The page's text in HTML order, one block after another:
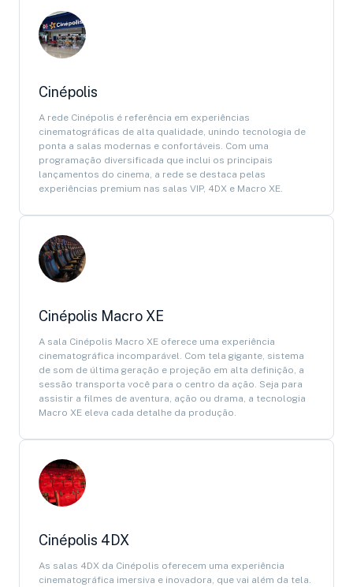
Cinépolis
A rede Cinépolis é referência em experiências
cinematográficas de alta qualidade, unindo tecnologia de
ponta a salas modernas e confortáveis. Com uma
programação diversificada que inclui os principais
lançamentos do cinema, a rede se destaca pelas
experiências premium nas salas VIP, 4DX e Macro XE.
Cinépolis Macro XE
A sala Cinépolis Macro XE oferece uma experiência
cinematográfica incomparável. Com tela gigante, sistema
de som de última geração e projeção em alta definição, a
sessão transporta você para o centro da ação. Seja para
assistir a filmes de aventura, ação ou drama, a tecnologia
Macro XE eleva cada detalhe da produção.
Cinépolis 4DX
As salas 4DX da Cinépolis oferecem uma experiência
cinematográfica imersiva e inovadora, que vai além da tela.